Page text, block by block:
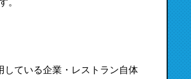
。
している企業・レストラン自体